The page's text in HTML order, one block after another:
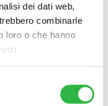
dei dati web,
combinarle
loro o che hanno